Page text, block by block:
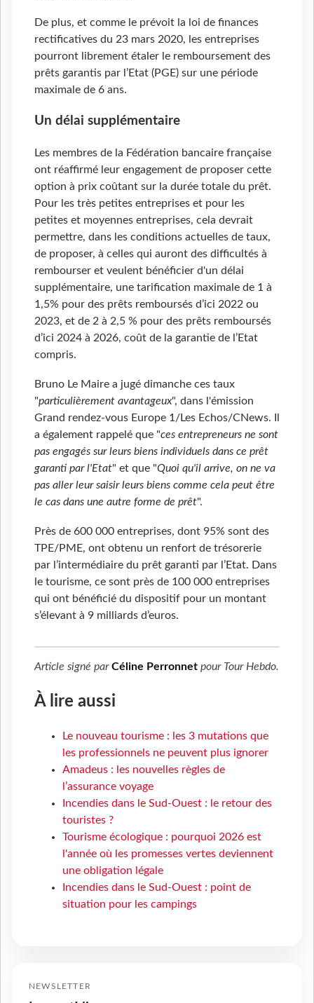
De plus, et comme le prévoit la loi de finances
rectificatives du 23 mars 2020, les entreprises
pourront librement étaler le remboursement des
prêts garantis par l’Etat (PGE) sur une période
maximale de 6 ans.
Un délai supplémentaire
Les membres de la Fédération bancaire française
ont réaffirmé leur engagement de proposer cette
option à prix coûtant sur la durée totale du prêt.
Pour les très petites entreprises et pour les
petites et moyennes entreprises, cela devrait
permettre, dans les conditions actuelles de taux,
de proposer, à celles qui auront des difficultés à
rembourser et veulent bénéficier d'un délai
supplémentaire, une tarification maximale de 1 à
1,5% pour des prêts remboursés d’ici 2022 ou
2023, et de 2 à 2,5 % pour des prêts remboursés
d’ici 2024 à 2026, coût de la garantie de l’Etat
compris.
Bruno Le Maire a jugé dimanche ces taux
"particulièrement avantageux", dans l'émission
Grand rendez-vous Europe 1/Les Echos/CNews. Il
a également rappelé que "ces entrepreneurs ne sont
pas engagés sur leurs biens individuels dans ce prêt
garanti par l'Etat" et que "Quoi qu'il arrive, on ne va
pas aller leur saisir leurs biens comme cela peut être
le cas dans une autre forme de prêt".
Près de 600 000 entreprises, dont 95% sont des
TPE/PME, ont obtenu un renfort de trésorerie
par l’intermédiaire du prêt garanti par l’Etat. Dans
le tourisme, ce sont près de 100 000 entreprises
qui ont bénéficié du dispositif pour un montant
s’élevant à 9 milliards d’euros.
Article signé parCéline Perronnet pour Tour Hebdo.
À lire aussi
Le nouveau tourisme : les 3 mutations que
les professionnels ne peuvent plus ignorer
Amadeus : les nouvelles règles de
l’assurance voyage
Incendies dans le Sud-Ouest : le retour des
touristes ?
Tourisme écologique : pourquoi 2026 est
l'année où les promesses vertes deviennent
une obligation légale
Incendies dans le Sud-Ouest : point de
situation pour les campings
NEWSLETTER